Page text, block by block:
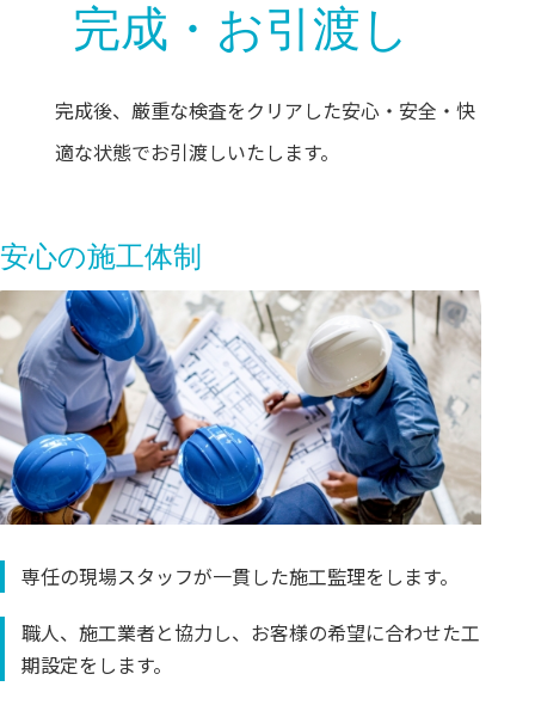
完成・お引渡し
完成後、厳重な検査をクリアした安心・安全・快
適な状態でお引渡しいたします。
安心の施工体制
専任の現場スタッフが一貫した施工監理をします。
職人、施工業者と協力し、お客様の希望に合わせた工
期設定をします。